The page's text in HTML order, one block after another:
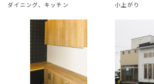
ダイニング、キッチン 小上がり